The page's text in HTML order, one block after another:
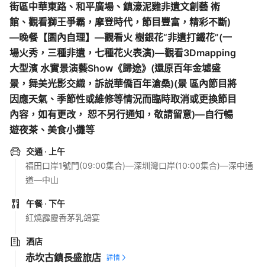
街區中華東路、和平廣場、鎮濠泥雞非遺文創藝 術
館、觀看獅王爭霸，摩登時代，節目豐富，精彩不斷)
—晚餐【園內自理】—觀看火 樹銀花“非遺打鐵花”(一
場火秀，三種非遺，七種花火表演)—觀看3Dmapping
大型濱 水實景演藝Show《歸途》(還原百年金墟盛
景，舞美光影交織，訴説華僑百年滄桑)(景 區內節目將
因應天氣、季節性或維修等情況而臨時取消或更換節目
內容，如有更改， 恕不另行通知，敬請留意)—自行暢
遊夜茶、美食小攤等
交通 · 上午
福田口岸1號門(09:00集合)—深圳灣口岸(10:00集合)—深中通
道—中山
午餐 · 下午
紅燒霹靂香茅乳鴿宴
酒店
赤坎古鎮長盛旅店